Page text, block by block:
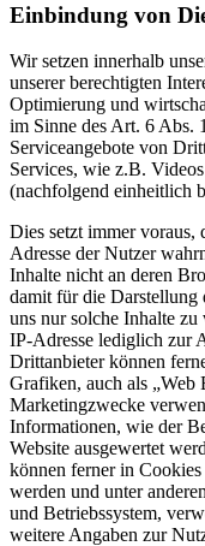
Einbindung von
Wir setzen innerhalb
unserer berechtigten
Optimierung und
im Sinne des Art. 6
Serviceangebote von
Services, wie z.B.
(nachfolgend einheitlich
Dies setzt immer voraus,
Adresse der Nutzer
Inhalte nicht an deren
damit für die Darstellung
uns nur solche Inhalte
IP-Adresse lediglich zur
Drittanbieter können
Grafiken, auch als „Web
Marketingzwecke
Informationen, wie der
Website ausgewertet
können ferner in
werden und unter
und Betriebssystem,
weitere Angaben zur